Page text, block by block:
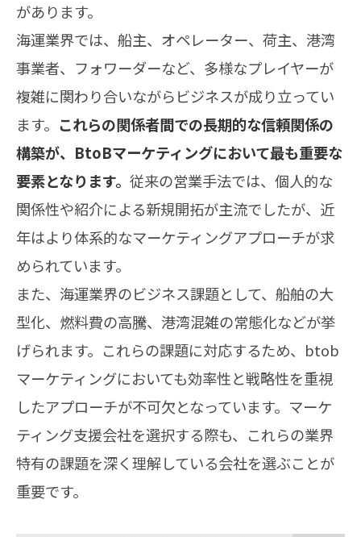
があります。
海運業界では、船主、オペレーター、荷主、港湾
事業者、フォワーダーなど、多様なプレイヤーが
複雑に関わり合いながらビジネスが成り立ってい
ます。 これらの関係者間での長期的な信頼関係の
構築が、BtoBマーケティングにおいて最も重要な
要素となります。 従来の営業手法では、個人的な
関係性や紹介による新規開拓が主流でしたが、近
年はより体系的なマーケティングアプローチが求
められています。
また、海運業界のビジネス課題として、船舶の大
型化、燃料費の高騰、港湾混雑の常態化などが挙
げられます。これらの課題に対応するため、btob
マーケティングにおいても効率性と戦略性を重視
したアプローチが不可欠となっています。マーケ
ティング支援会社を選択する際も、これらの業界
特有の課題を深く理解している会社を選ぶことが
重要です。